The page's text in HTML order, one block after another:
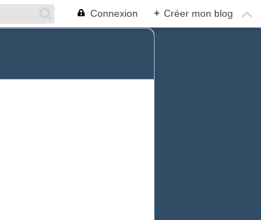
Connexion + Créer mon blog